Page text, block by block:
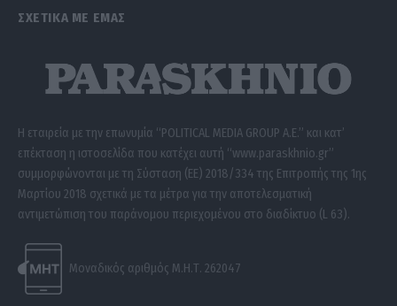
ΣΧΕΤΙΚΑ ΜΕ ΕΜΑΣ
Η εταιρεία με την επωνυμία “POLITICAL MEDIA GROUP A.E.” και κατ’
επέκταση η ιστοσελίδα που κατέχει αυτή “www.paraskhnio.gr”
συμμορφώνονται με τη Σύσταση (ΕΕ) 2018/334 της Επιτροπής της 1ης
Μαρτίου 2018 σχετικά με τα μέτρα για την αποτελεσματική
αντιμετώπιση του παράνομου περιεχομένου στο διαδίκτυο (L 63).
Μοναδικός αριθμός Μ.Η.Τ. 262047